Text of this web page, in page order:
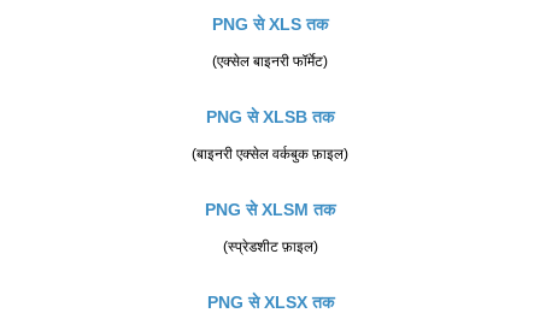
PNG से XLS तक
(एक्सेल बाइनरी फॉर्मेट)
PNG से XLSB तक
(बाइनरी एक्सेल वर्कबुक फ़ाइल)
PNG से XLSM तक
(स्प्रेडशीट फ़ाइल)
PNG से XLSX तक